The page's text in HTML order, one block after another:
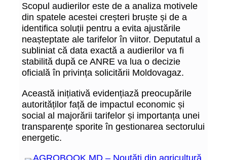
Scopul audierilor este de a analiza motivele
din spatele acestei creșteri bruște și de a
identifica soluții pentru a evita ajustările
neașteptate ale tarifelor în viitor. Deputatul a
subliniat că data exactă a audierilor va fi
stabilită după ce ANRE va lua o decizie
oficială în privința solicitării Moldovagaz.
Această inițiativă evidențiază preocupările
autorităților față de impactul economic și
social al majorării tarifelor și importanța unei
transparențe sporite în gestionarea sectorului
energetic.